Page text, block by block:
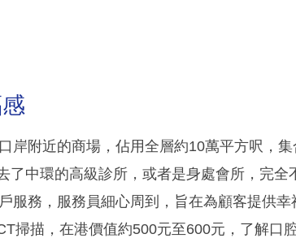
岸附近的商場，佔用全層約10萬平方呎，
了中環的高級診所，或者是身處會所，完全
服務，服務員細心周到，旨在為顧客提供
掃描，在港價值約500元至600元，了解口